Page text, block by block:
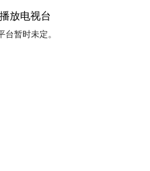
放电视台
暂时未定。